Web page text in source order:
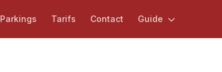
Parkings Tarifs Contact Guide